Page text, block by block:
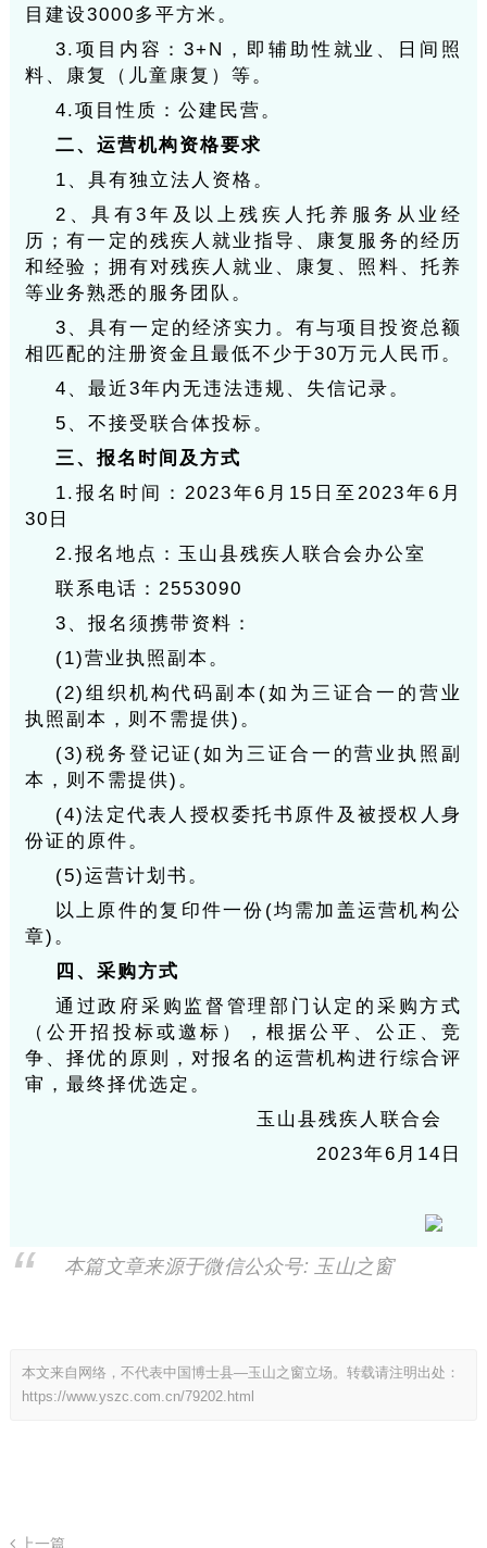
目建设3000多平方米。
3.项目内容：3+N，即辅助性就业、日间照
料、康复（儿童康复）等。
4.项目性质：公建民营。
二、运营机构资格要求
1、具有独立法人资格。
2、具有3年及以上残疾人托养服务从业经
历；有一定的残疾人就业指导、康复服务的经历
和经验；拥有对残疾人就业、康复、照料、托养
等业务熟悉的服务团队。
3、具有一定的经济实力。有与项目投资总额
相匹配的注册资金且最低不少于30万元人民币。
4、最近3年内无违法违规、失信记录。
5、不接受联合体投标。
三、报名时间及方式
1.报名时间：2023年6月15日至2023年6月
30日
2.报名地点：玉山县残疾人联合会办公室
联系电话：2553090
3、报名须携带资料：
(1)营业执照副本。
(2)组织机构代码副本(如为三证合一的营业
执照副本，则不需提供)。
(3)税务登记证(如为三证合一的营业执照副
本，则不需提供)。
(4)法定代表人授权委托书原件及被授权人身
份证的原件。
(5)运营计划书。
以上原件的复印件一份(均需加盖运营机构公
章)。
四、采购方式
通过政府采购监督管理部门认定的采购方式
（公开招投标或邀标），根据公平、公正、竞
争、择优的原则，对报名的运营机构进行综合评
审，最终择优选定。
玉山县残疾人联合会
2023年6月14日
本篇文章来源于微信公众号: 玉山之窗
本文来自网络，不代表中国博士县—玉山之窗立场。转载请注明出处：
https://www.yszc.com.cn/79202.html
上一篇